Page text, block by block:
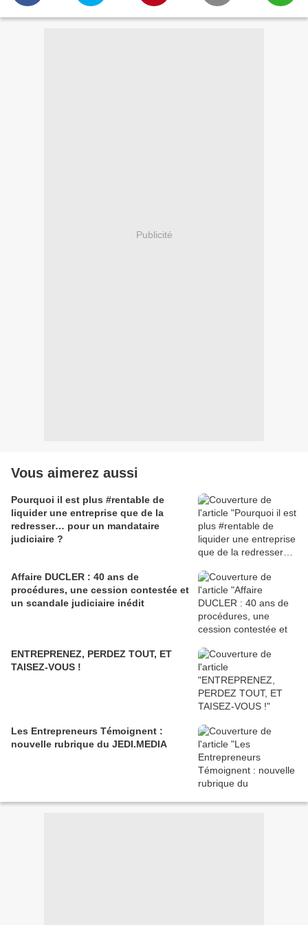
Publicité
Vous aimerez aussi
Pourquoi il est plus #rentable de
liquider une entreprise que de la
redresser… pour un mandataire
judiciaire ?
Affaire DUCLER : 40 ans de
procédures, une cession contestée et
un scandale judiciaire inédit
ENTREPRENEZ, PERDEZ TOUT, ET
TAISEZ-VOUS !
Les Entrepreneurs Témoignent :
nouvelle rubrique du JEDI.MEDIA